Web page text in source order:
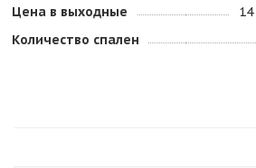
Цена в выходные
Количество спален